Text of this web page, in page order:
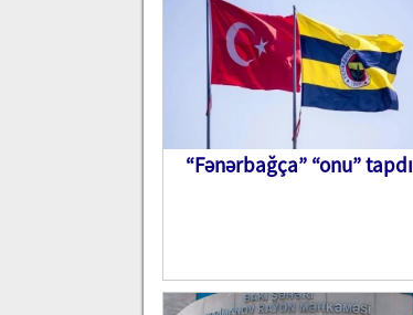
“Fənərbağça” “onu” tapdı